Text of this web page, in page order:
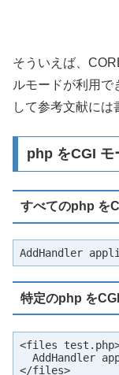
そういえば、
ルモードが利用で
して参考文献には
php をCGI モ
すべてのphp を
AddHandler
特定のphp を
<files
AddHandler
</files>